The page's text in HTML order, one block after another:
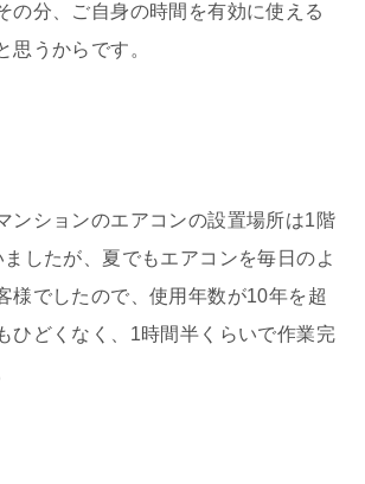
の分、ご自身の時間を有効に使える
思うからです。
ンションのエアコンの設置場所は1階
したが、夏でもエアコンを毎日のよ
様でしたので、使用年数が10年を超
ひどくなく、1時間半くらいで作業完